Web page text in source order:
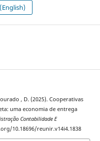
, D. (2025). Cooperativas
uma economia de entrega
Contabilidade E
10.18696/reunir.v14i4.1838